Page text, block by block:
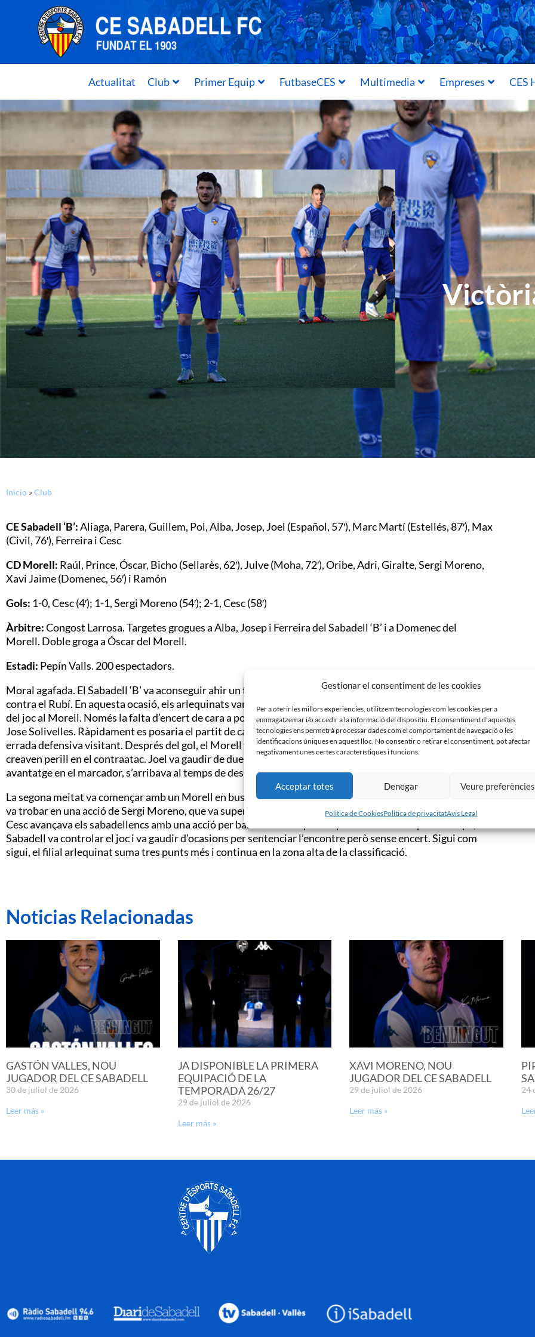
Gestionar el consentiment de les cookies
Per a oferir les millors experiències, utilitzem tecnologies com les cookies per a
emmagatzemar i/o accedir a la informació del dispositiu. El consentiment d'aquestes
tecnologies ens permetrà processar dades com el comportament de navegació o les
identificacions úniques en aquest lloc. No consentir o retirar el consentiment, pot afectar
negativament unes certes característiques i funcions.
Acceptar totes Denegar Veure preferències
Politica de CookiesPolitica de privacitatAvis Legal
Actualitat Club Primer Equip FutbaseCES Multimedia Empreses CES
Inicio »Club
CE Sabadell ‘B’:Aliaga, Parera, Guillem, Pol, Alba, Josep, Joel (Español, 57′), Marc Martí (Estellés, 87′), Max
(Civil, 76′), Ferreira i Cesc
CD Morell: Raúl, Prince, Óscar, Bicho (Sellarès, 62′), Julve (Moha, 72′), Oribe, Adri, Giralte, Sergi Moreno,
Xavi Jaime (Domenec, 56′) i Ramón
Gols: 1-0, Cesc (4′); 1-1, Sergi Moreno (54′); 2-1, Cesc (58′)
Àrbitre:Congost Larrosa. Targetes grogues a Alba, Josep i Ferreira del Sabadell ‘B’ i a Domenec del
Morell. Doble groga a Óscar del Morell.
Estadi: Pepín Valls. 200 espectadors.
Moral agafada. El Sabadell ‘B’ va aconseguir ahir un triomf per oblidar la derrota de la passada jornada
contra el Rubí. En aquesta ocasió, els arlequinats van posar més intensitat i van superar en totes les facetes
del joc al Morell. Només la falta d’encert de cara a porteria va evitar una victòria molt més clara de l’equip de
Jose Solivelles. Ràpidament es posaria el partit de cara amb el primer gol gràcies a Cesc, que aprofitava una
errada defensiva visitant. Després del gol, el Morell va estirar línies buscant l’empat però els arlequinats
creaven perill en el contraatac. Joel va gaudir de dues bones ocasions que van sortir fregant el pal. Amb
avantatge en el marcador, s’arribava al temps de descans.
La segona meitat va començar amb un Morell en busca de l’empat degut a les necessitats classificatòries i ho
va trobar en una acció de Sergi Moreno, que va superar Aliaga. Però sense temps per celebrar-ho, novament
Cesc avançava els sabadellencs amb una acció per banda dreta superant per baix a Raúl. A partir d’aquí, el
Sabadell va controlar el joc i va gaudir d’ocasions per sentenciar l’encontre però sense encert. Sigui com
sigui, el filial arlequinat suma tres punts més i continua en la zona alta de la classificació.
Noticias Relacionadas
GASTÓN VALLES, NOU
JUGADOR DEL CE SABADELL
30 de juliol de 2026
Leer más »
JA DISPONIBLE LA PRIMERA
EQUIPACIÓ DE LA
TEMPORADA 26/27
29 de juliol de 2026
Leer más »
XAVI MORENO, NOU
JUGADOR DEL CE SABADELL
29 de juliol de 2026
Leer más »
24